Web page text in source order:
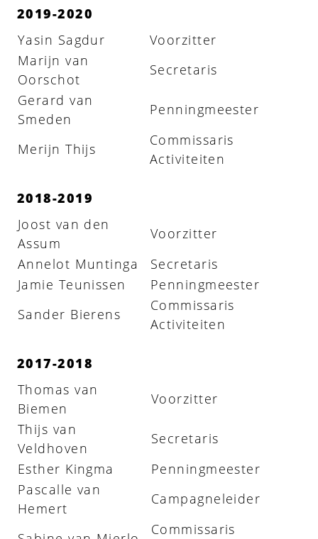
2019-2020
Yasin Sagdur
Voorzitter
Marijn van
Oorschot
Secretaris
Gerard van
Smeden
Penningmeester
Merijn Thijs
Commissaris
Activiteiten
2018-2019
Joost van den
Assum
Voorzitter
Annelot Muntinga
Secretaris
Jamie Teunissen
Penningmeester
Sander Bierens
Commissaris
Activiteiten
2017-2018
Thomas van
Biemen
Voorzitter
Thijs van
Veldhoven
Secretaris
Esther Kingma
Penningmeester
Pascalle van
Hemert
Campagneleider
Commissaris